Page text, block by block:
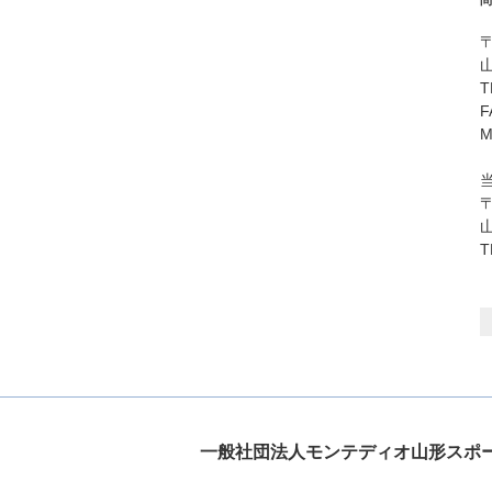
一般社団法人モンテディオ山形スポ